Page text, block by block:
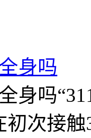
身吗
身吗
初次接